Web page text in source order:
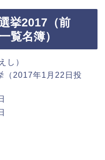
挙2017（前
覧名簿）
し）
（2017年1月22日投